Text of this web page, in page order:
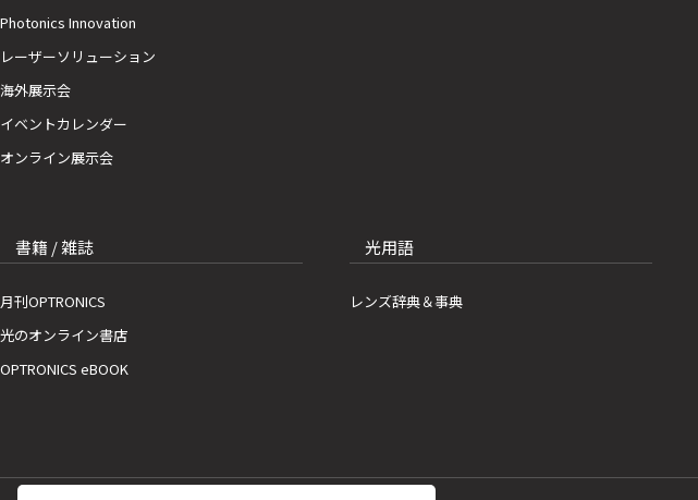
Photonics Innovation
レーザーソリューション
海外展示会
イベントカレンダー
オンライン展示会
書籍 / 雑誌
月刊OPTRONICS
光のオンライン書店
OPTRONICS eBOOK
光用語
レンズ辞典＆事典